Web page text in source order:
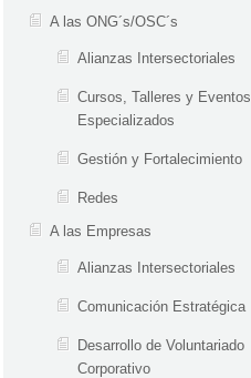
A las ONG´s/OSC´s
Alianzas Intersectoriales
Cursos, Talleres y Eventos
Especializados
Gestión y Fortalecimiento
Redes
A las Empresas
Alianzas Intersectoriales
Comunicación Estratégica
Desarrollo de Voluntariado
Corporativo